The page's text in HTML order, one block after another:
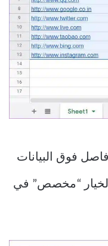
فوق البيانات
الخيار “مخصص” في